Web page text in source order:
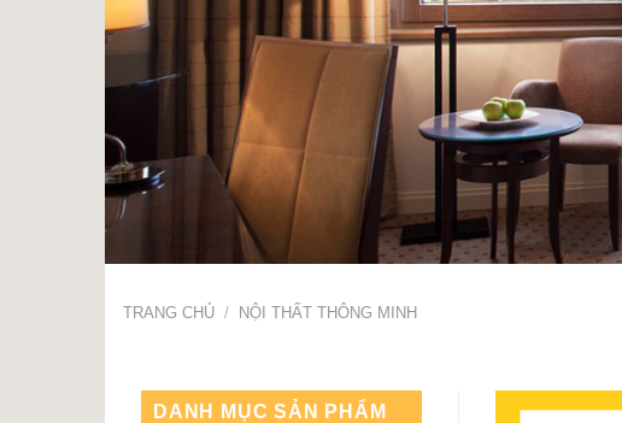
TRANG CHỦ / NỘI THẤT THÔNG MINH
DANH MỤC SẢN PHẨM